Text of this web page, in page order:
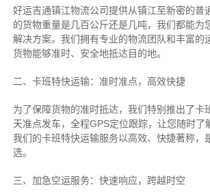
好运吉通镇江物流公司提供从镇江至新密的普
的货物重量是几百公斤还是几吨，我们都能为
解决方案。我们拥有专业的物流团队和丰富的
货物能够准时、安全地抵达目的地。
二、卡班特快运输：准时准点，高效快捷
为了保障货物的准时抵达，我们特别推出了卡
天准点发车，全程GPS定位跟踪，让您随时了
我们的卡班特快运输服务以高效、快捷著称，
选。
三、加急空运服务：快速响应，跨越时空